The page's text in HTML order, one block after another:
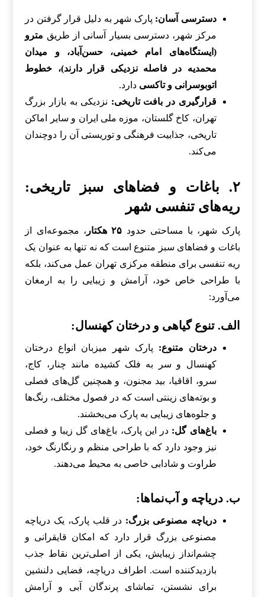
دسترسی آسان: پارک شهر به دلیل قرار گرفتن در
مرکز شهر، دسترسی بسیار آسانی از طریق مترو
(ایستگاه‌های امام خمینی، حسن‌آباد، و میدان
محمدیه در فاصله نزدیکی قرار دارند)، خطوط
اتوبوسرانی و تاکسی دارد.
قرارگیری در بافت تاریخی: نزدیکی به بازار بزرگ
تهران، کاخ گلستان، موزه ملی ایران و سایر اماکن
تاریخی، جذابیت فرهنگی و توریستی آن را دوچندان
می‌کند.
۲. باغات و فضاهای سبز تاریخی:
ریه‌های تنفسی شهر
پارک شهر، با مساحتی حدود ۲۵ هکتار
، مجموعه‌ای از
باغات و فضاهای سبز متنوع است که نه تنها به عنوان یک
ریه تنفسی برای منطقه مرکزی تهران عمل می‌کند، بلکه
با طراحی خاص خود، آرامش و زیبایی را به ارمغان
می‌آورد:
الف. تنوع گیاهی و درختان کهنسال:
درختان متنوع: پارک شهر میزبان انواع درختان
کهنسال و سر به فلک کشیده مانند چنار، کاج،
سرو، اقاقیا، بید مجنون، و همچنین گل‌های فصلی
و بوته‌های زینتی است که در فصول مختلف، رنگ‌ها
و جلوه‌های زیبایی به پارک می‌بخشند.
باغ‌های گل: در این پارک، باغ‌های گل زیبا و فصلی
نیز وجود دارد که با طراحی منظم و رنگارنگ خود،
طراوت و شادابی خاصی به محیط می‌دهند.
ب. دریاچه و آب‌نماها:
دریاچه مصنوعی بزرگ: در قلب پارک، یک دریاچه
مصنوعی بزرگ قرار دارد که امکان قایقرانی و
چشم‌انداز زیبایش، یکی از اصلی‌ترین نقاط جذب
بازدیدکننده است. اطراف دریاچه، فضایی دلنشین
برای نشستن، تماشای پرندگان آبی و آرامش